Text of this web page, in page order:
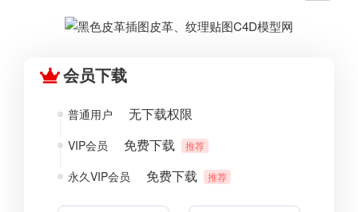
会员下载
普通用户 无下载权限
VIP会员 免费下载 推荐
永久VIP会员 免费下载 推荐